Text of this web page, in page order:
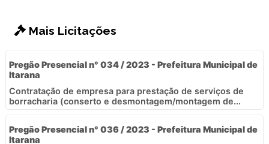
Mais Licitações
Pregão Presencial n° 034 / 2023 - Prefeitura Municipal de
Itarana
Contratação de empresa para prestação de serviços de
borracharia (conserto e desmontagem/montagem de...
Pregão Presencial n° 036 / 2023 - Prefeitura Municipal de
Itarana